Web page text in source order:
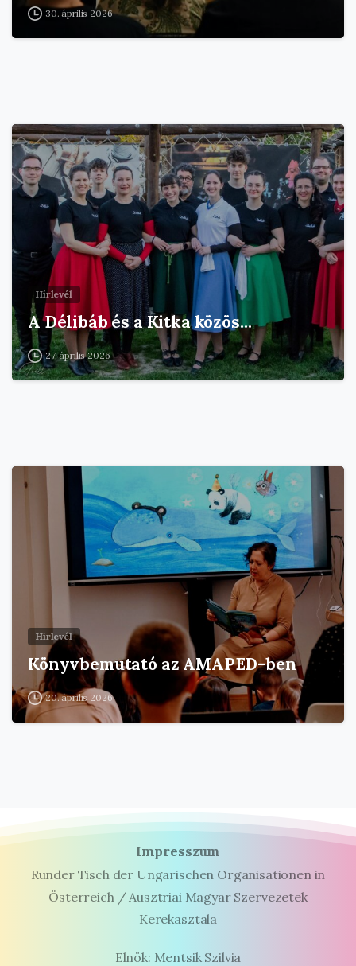
30. április 2026
Hírlevél
A Délibáb és a Kitka közös…
27. április 2026
Hírlevél
Könyvbemutató az AMAPED-ben
20. április 2026
Impresszum
Runder Tisch der Ungarischen Organisationen in
Österreich / Ausztriai Magyar Szervezetek
Kerekasztala
Elnök: Mentsik Szilvia